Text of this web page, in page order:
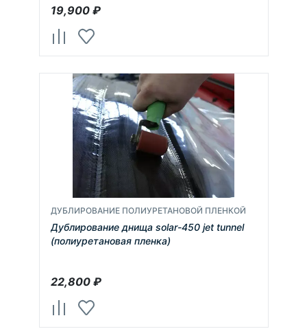
19,900₽
ДУБЛИРОВАНИЕ ПОЛИУРЕТАНОВОЙ ПЛЕНКОЙ
Дублирование днища solar-450 jet tunnel
(полиуретановая пленка)
22,800₽